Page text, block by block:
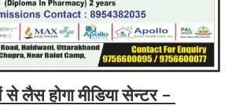
लैस होगा मीडिया सेन्टर -